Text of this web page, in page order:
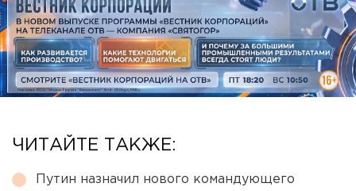
ЧИТАЙТЕ ТАКЖЕ:
Путин назначил нового командующего